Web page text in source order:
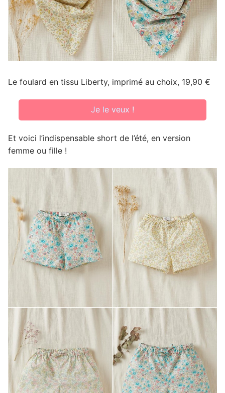
Le foulard en tissu Liberty, imprimé au choix, 19,90 €
Je le veux !
Et voici l’indispensable short de l’été, en version
femme ou fille !